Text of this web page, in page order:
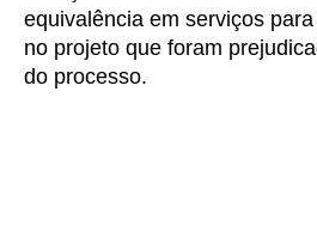
equivalência em serviços
no projeto que foram
do processo.